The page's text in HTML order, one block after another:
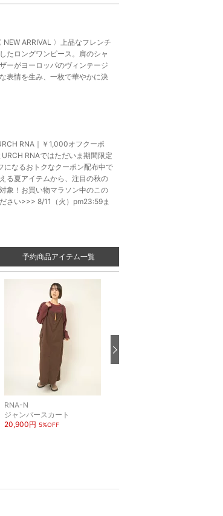
NEW ARRIVAL 〉上品なフレンチ
たロングワンピース。肩のシャ
ーがヨーロッパのヴィンテージ
表情を生み、一枚で華やかに決
RNA｜￥1,000オフクーポ
RNAではただいま期間限定
になるおトクなクーポン配布中で
る夏アイテムから、注目の秋の
象！お買い物マラソン中のこの
さい>>> 8/11（火）pm23:59ま
予約商品アイテム一覧
RNA-N
ジャンパースカート
20,900円 5%OFF